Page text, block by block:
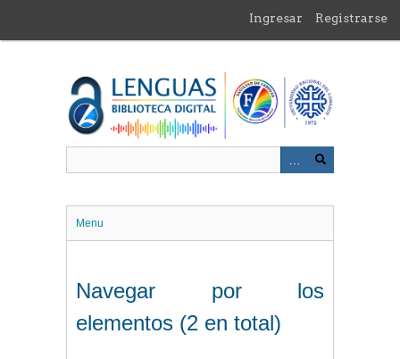
contenido
Ingresar Registrarse
Menu
Navegar por los
elementos (2 en total)